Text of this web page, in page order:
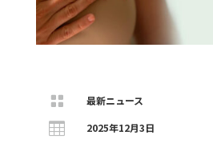
 最新ニュース
 2025年12月3日